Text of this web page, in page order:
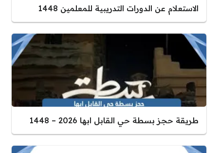
الاستعلام عن الدورات التدريبية للمعلمين 1448
طريقة حجز بسطة حي القابل ابها 2026 – 1448